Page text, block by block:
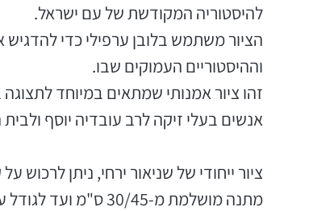
להיסטוריה המקודשת של עם ישראל.
הציור משתמש בלובן ערפילי כדי להדגיש
וההיסטוריים העמוקים שבו.
זהו ציור אמנותי שמתאים במיוחד
אנשים בעלי זיקה לרב עובדיה יוסף
ציור ייחודי של שניאור ירחי, ניתן לרכוש
מתנה מושלמת מ-30/45 ס"מ ועד לגודל ענק!